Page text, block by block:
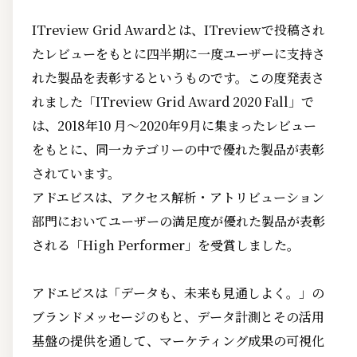
ITreview Grid Awardとは、ITreviewで投稿され
たレビューをもとに四半期に一度ユーザーに支持さ
れた製品を表彰するというものです。この度発表さ
れました「ITreview Grid Award 2020 Fall」で
は、2018年10 月～2020年9月に集まったレビュー
をもとに、同一カテゴリーの中で優れた製品が表彰
されています。
アドエビスは、アクセス解析・アトリビューション
部門においてユーザーの満足度が優れた製品が表彰
される「High Performer」を受賞しました。
アドエビスは「データも、未来も見通しよく。」の
ブランドメッセージのもと、データ計測とその活用
基盤の提供を通して、マーケティング成果の可視化